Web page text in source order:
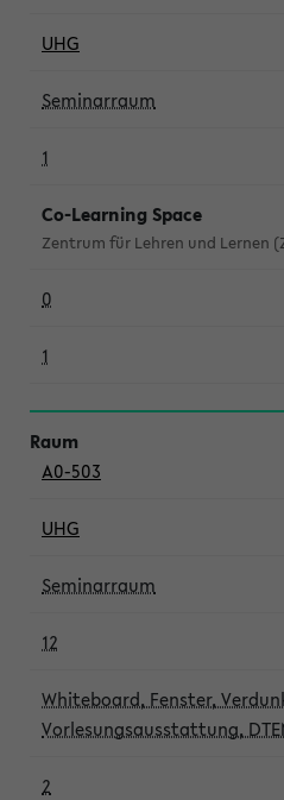
UHG
Seminarraum
1
Co-Learning Space
Zentrum für Lehren und Lernen
0
1
A0-503
UHG
Seminarraum
12
Whiteboard, Fenster,
Vorlesungsausstattung,
2